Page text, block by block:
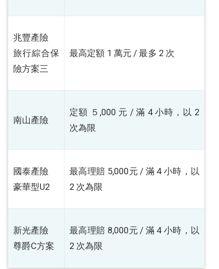
兆豐產險
旅行綜合保
險方案三
最高定額 1 萬元 / 最多 2 次
南山產險
定額 ５,000 元 / 滿 4 小時，以 2
次為限
國泰產險
豪華型U2
最高理賠 5,000元 / 滿 4 小時，以
2 次為限
新光產險
尊爵C方案
最高理賠 8,000元 / 滿 4 小時，以
2 次為限